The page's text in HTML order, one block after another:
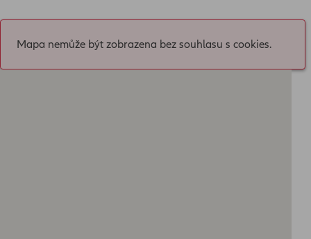
Mapa nemůže být zobrazena bez souhlasu s cookies.